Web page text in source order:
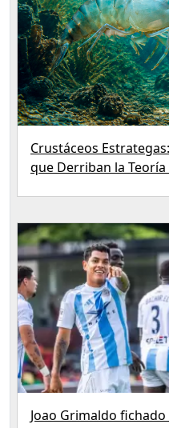
Crustáceos
que Derriban la
Joao Grimaldo